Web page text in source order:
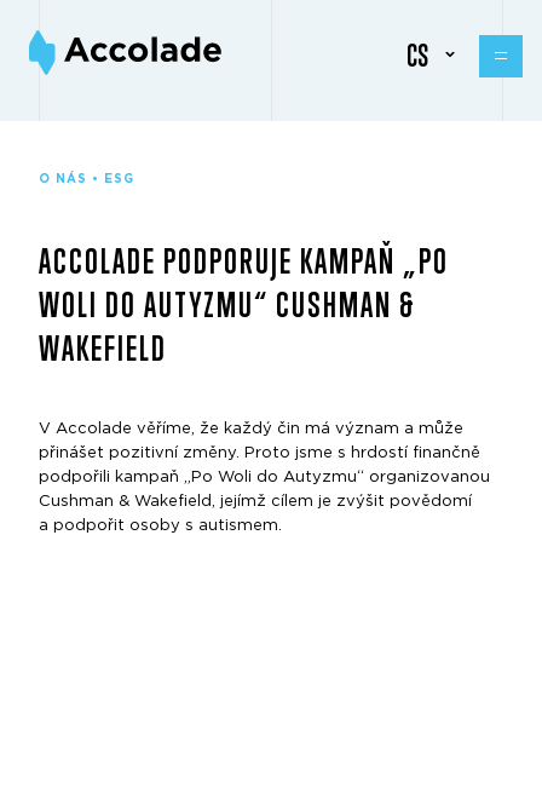
CS
O NÁS • ESG
ACCOLADE PODPORUJE KAMPAŇ „PO
WOLI DO AUTYZMU“ CUSHMAN &
WAKEFIELD
V Accolade věříme, že každý čin má význam a může
přinášet pozitivní změny. Proto jsme s hrdostí finančně
podpořili kampaň „Po Woli do Autyzmu“ organizovanou
Cushman & Wakefield, jejímž cílem je zvýšit povědomí
a podpořit osoby s autismem.